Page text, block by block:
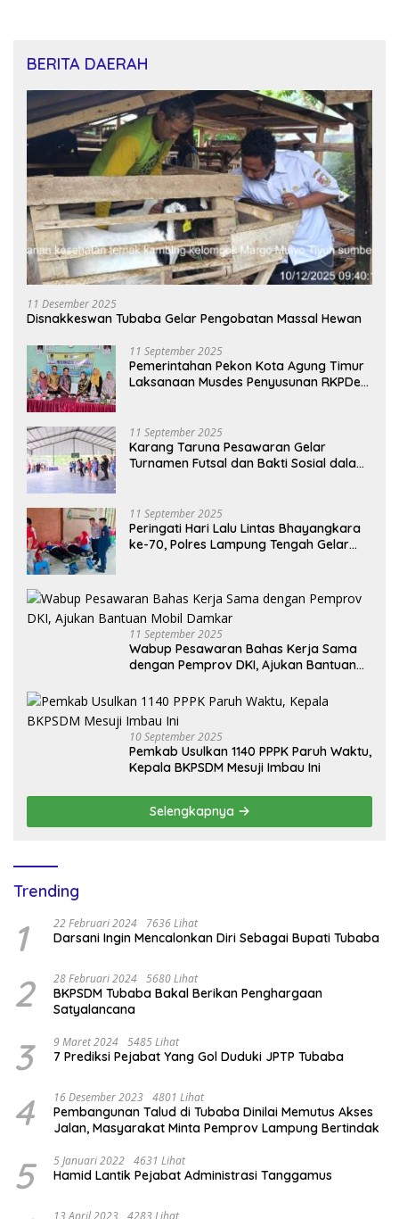
BERITA DAERAH
11 Desember 2025
Disnakkeswan Tubaba Gelar Pengobatan Massal Hewan
11 September 2025
Pemerintahan Pekon Kota Agung Timur
Laksanaan Musdes Penyusunan RKPDes
11 September 2025
Karang Taruna Pesawaran Gelar
Turnamen Futsal dan Bakti Sosial dalam
11 September 2025
Peringati Hari Lalu Lintas Bhayangkara
ke-70, Polres Lampung Tengah Gelar
11 September 2025
Wabup Pesawaran Bahas Kerja Sama
dengan Pemprov DKI, Ajukan Bantuan
10 September 2025
Pemkab Usulkan 1140 PPPK Paruh Waktu,
Kepala BKPSDM Mesuji Imbau Ini
Selengkapnya
Trending
1 22 Februari 2024 7636 Lihat
Darsani Ingin Mencalonkan Diri Sebagai Bupati Tubaba
2 28 Februari 2024 5680 Lihat
BKPSDM Tubaba Bakal Berikan Penghargaan
Satyalancana
3 9 Maret 2024 5485 Lihat
7 Prediksi Pejabat Yang Gol Duduki JPTP Tubaba
4 16 Desember 2023 4801 Lihat
Pembangunan Talud di Tubaba Dinilai Memutus Akses
Jalan, Masyarakat Minta Pemprov Lampung Bertindak
5 5 Januari 2022 4631 Lihat
Hamid Lantik Pejabat Administrasi Tanggamus
13 April 2023 4283 Lihat